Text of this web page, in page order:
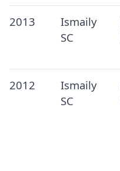
2013
Ismaily
SC
2012
Ismaily
SC